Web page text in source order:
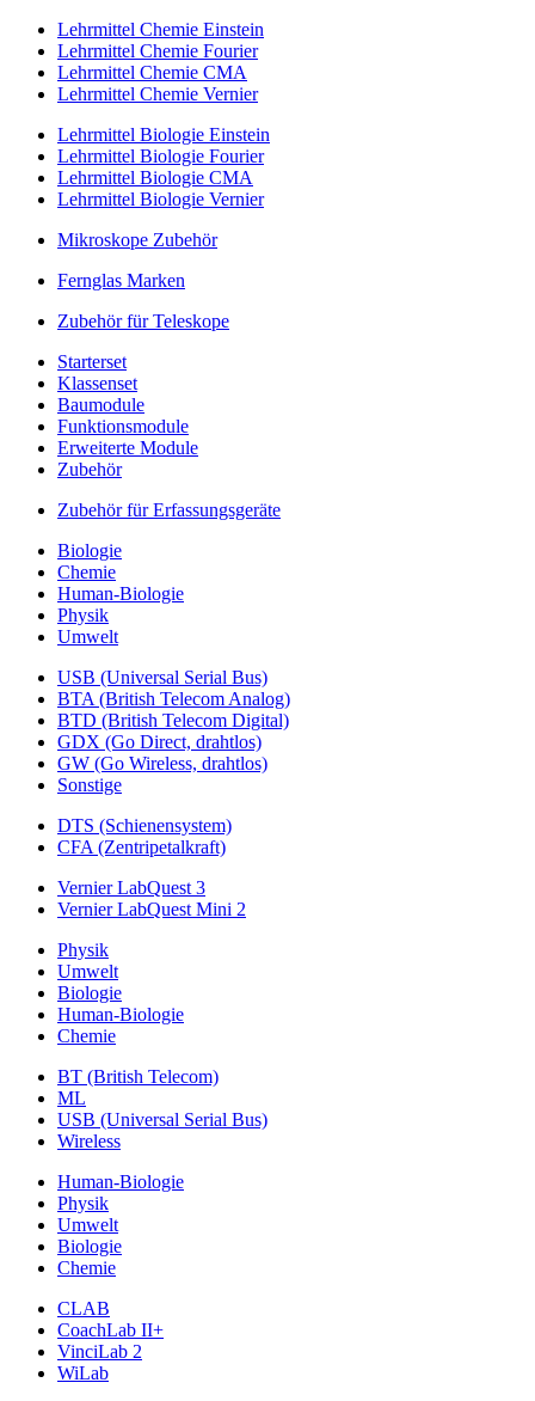
Lehrmittel Chemie Einstein
Lehrmittel Chemie Fourier
Lehrmittel Chemie CMA
Lehrmittel Chemie Vernier
Lehrmittel Biologie Einstein
Lehrmittel Biologie Fourier
Lehrmittel Biologie CMA
Lehrmittel Biologie Vernier
Mikroskope Zubehör
Fernglas Marken
Zubehör für Teleskope
Starterset
Klassenset
Baumodule
Funktionsmodule
Erweiterte Module
Zubehör
Zubehör für Erfassungsgeräte
Biologie
Chemie
Human-Biologie
Physik
Umwelt
USB (Universal Serial Bus)
BTA (British Telecom Analog)
BTD (British Telecom Digital)
GDX (Go Direct, drahtlos)
GW (Go Wireless, drahtlos)
Sonstige
DTS (Schienensystem)
CFA (Zentripetalkraft)
Vernier LabQuest 3
Vernier LabQuest Mini 2
Physik
Umwelt
Biologie
Human-Biologie
Chemie
BT (British Telecom)
ML
USB (Universal Serial Bus)
Wireless
Human-Biologie
Physik
Umwelt
Biologie
Chemie
CLAB
CoachLab II+
VinciLab 2
WiLab